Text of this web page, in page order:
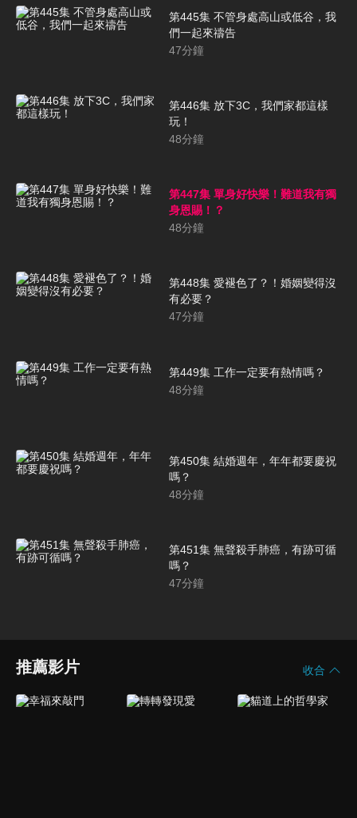
第445集 不管身處高山或低谷，我
們一起來禱告
47分鐘
第446集 放下3C，我們家都這樣
玩！
48分鐘
第447集 單身好快樂！難道我有獨
身恩賜！？
48分鐘
第448集 愛褪色了？！婚姻變得沒
有必要？
47分鐘
第449集 工作一定要有熱情嗎？
48分鐘
第450集 結婚週年，年年都要慶祝
嗎？
48分鐘
第451集 無聲殺手肺癌，有跡可循
嗎？
47分鐘
推薦影片 收合